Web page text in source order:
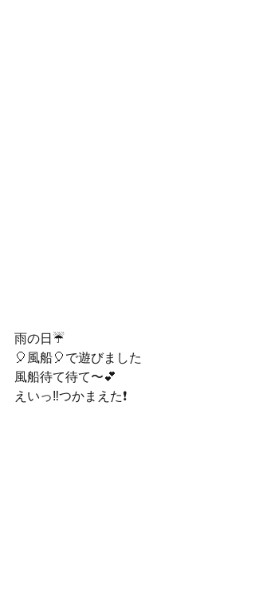
雨の日☔
🎈風船🎈で遊びました
風船待て待て〜💕
えいっ‼️つかまえた❗️